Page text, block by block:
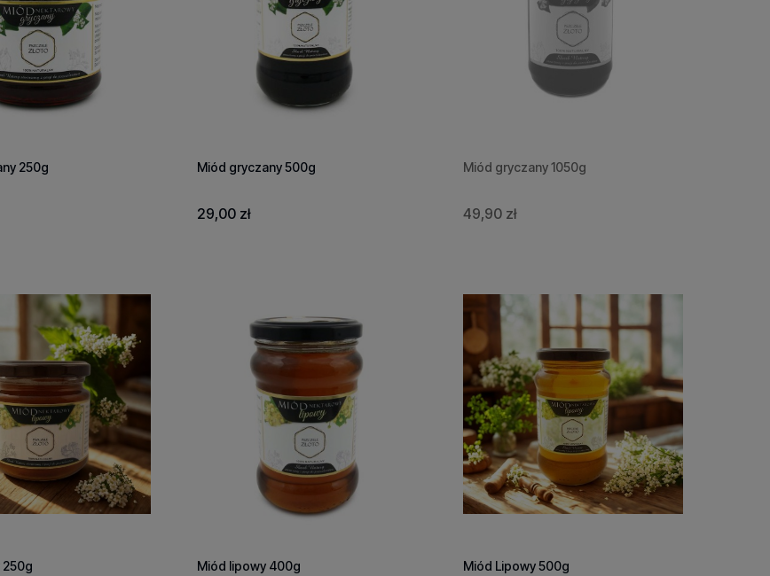
250g Miód gryczany 500g
29,00 zł
Miód gryczany 1050g
49,90 zł
250g Miód lipowy 400g Miód Lipowy 500g